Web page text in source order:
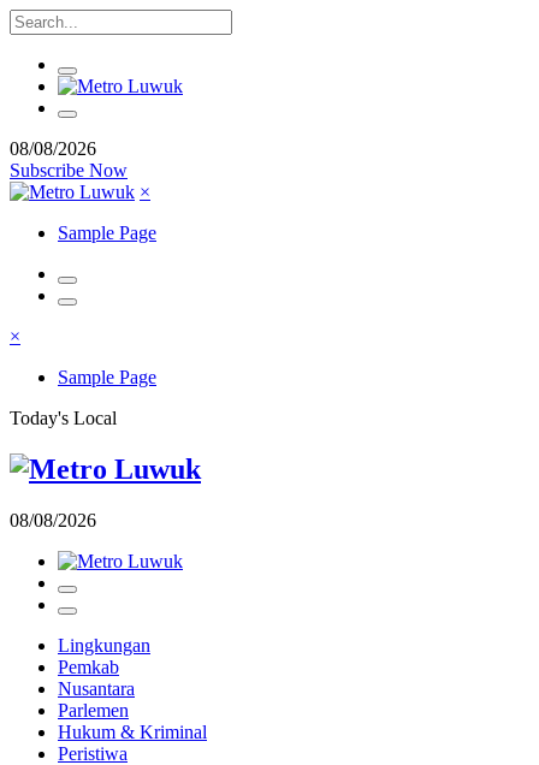
08/08/2026
Subscribe Now
×
Sample Page
×
Sample Page
Today's Local
08/08/2026
Lingkungan
Pemkab
Nusantara
Parlemen
Hukum & Kriminal
Peristiwa